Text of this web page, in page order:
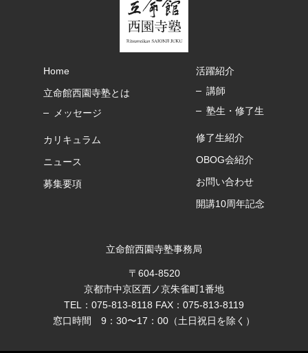
Home
立命館西園寺塾とは
メッセージ
カリキュラム
ニュース
募集要項
活躍紹介
講師
塾生・修了生
修了生紹介
OBOG会紹介
お問い合わせ
開講10周年記念
立命館西園寺塾事務局
〒604-8520
京都市中京区西ノ京朱雀町1番地
TEL：075-813-8118 FAX：075-813-8119
窓口時間 9：30〜17：00（土日祝日を除く）